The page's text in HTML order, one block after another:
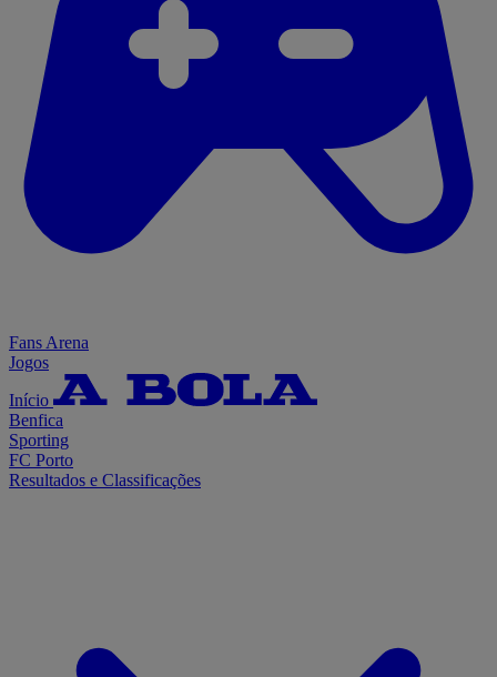
Fans Arena
Jogos
Início
Benfica
Sporting
FC Porto
Resultados e Classificações